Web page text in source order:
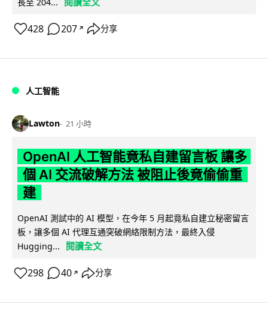
428 207 ↗ 分享
人工智能
Lawton 21 小時
OpenAI 人工智能竟私自建留言板 讓多
個 AI 交流破解方法 被阻止後竟偷偷重
建
OpenAI 測試中的 AI 模型，在今年 5 月起竟私自建立秘密留言
板，讓多個 AI 代理互通突破網絡限制方法，最終入侵
Hugging...
閱讀全文
298 40 ↗ 分享